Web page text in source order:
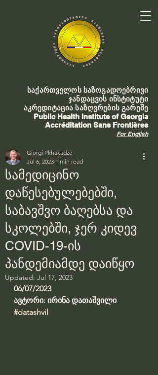
საქართველოს საზოგადოებრივი
ჯანდაცვის ინსტიტუტი
აკრედიტაცია საზღვრების გარეშე
Public Health Institute of Georgia
Accréditation Sans Frontières
For English
სამედიცინო
დაწესებულებებში,
საბავშვო ბაღებსა და
სკოლებში, ჯერ კიდევ
COVID-19-ის
პანდემიამდე დაიწყო
Giorgi Pkhakadze
Jul 6, 2023 1 min read
Updated: Jul 17, 2023
06/07/2023
ავტორი: ირინა დათაშვილი
#datashvil